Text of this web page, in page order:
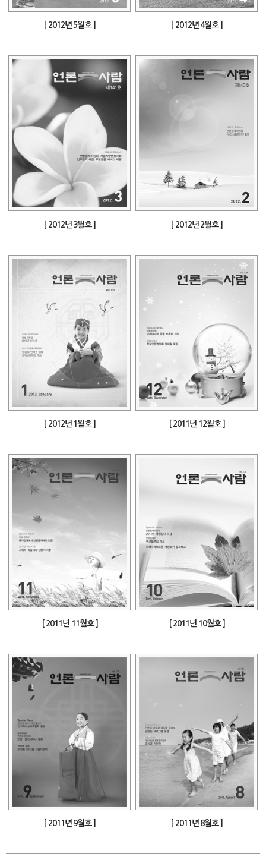
[ 2012년 5월호 ] [ 2012년 4월호 ]
[ 2012년 3월호 ] [ 2012년 2월호 ]
[ 2012년 1월호 ] [ 2011년 12월호 ]
[ 2011년 11월호 ] [ 2011년 10월호 ]
[ 2011년 9월호 ] [ 2011년 8월호 ]